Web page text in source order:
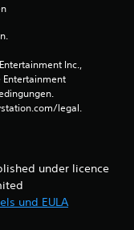
Inc.,
Entertainment
legal.
under licence
und EULA